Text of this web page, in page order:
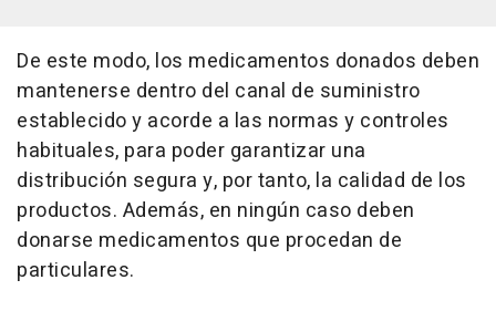
De este modo, los medicamentos donados deben
mantenerse dentro del canal de suministro
establecido y acorde a las normas y controles
habituales, para poder garantizar una
distribución segura y, por tanto, la calidad de los
productos. Además, en ningún caso deben
donarse medicamentos que procedan de
particulares.